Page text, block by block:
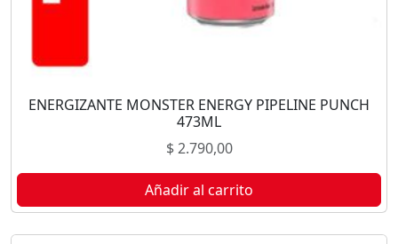
ENERGIZANTE MONSTER ENERGY PIPELINE PUNCH
473ML
$2.790,00
Añadir al carrito